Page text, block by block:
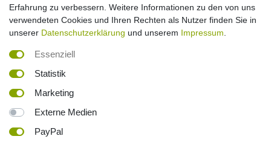
Barrierefreiheitserklärung Widerrufs­recht
*inkl. ges. MwSt. Versandkostenfrei innerhalb Deutschlands. Lieferzeiten und
Versandkosten für andere Länder und deutsche Inseln entnehmen Sie bitte
der Schaltfläche
Erfahrung zu verbessern. Weitere Informationen zu den von uns
verwendeten Cookies und Ihren Rechten als Nutzer finden Sie in
unserer Datenschutzerklärung und unserem Impressum
Essenziell
Statistik
Marketing
Externe Medien
PayPal